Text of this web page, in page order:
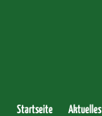
Startseite Aktuelles